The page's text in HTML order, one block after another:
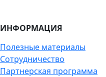
ИНФОРМАЦИЯ
Полезные материалы
Сотрудничество
Партнерская программа